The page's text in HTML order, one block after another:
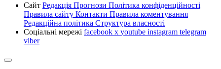
Сайт Редакція Прогнози Політика конфіденційності
Правила сайту Контакти Правила коментування
Редакційна політика Структура власності
Соціальні мережі facebook x youtube instagram telegram
viber